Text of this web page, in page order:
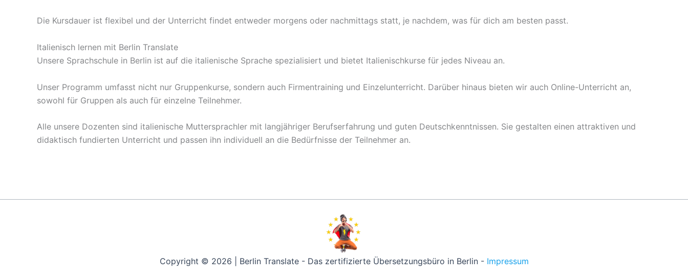
Die Kursdauer ist flexibel und der Unterricht findet entweder morgens oder nachmittags statt, je nachdem, was für dich am besten passt.
Italienisch lernen mit Berlin Translate
Unsere Sprachschule in Berlin ist auf die italienische Sprache spezialisiert und bietet Italienischkurse für jedes Niveau an.
Unser Programm umfasst nicht nur Gruppenkurse, sondern auch Firmentraining und Einzelunterricht. Darüber hinaus bieten wir auch Online-Unterricht an,
sowohl für Gruppen als auch für einzelne Teilnehmer.
Alle unsere Dozenten sind italienische Muttersprachler mit langjähriger Berufserfahrung und guten Deutschkenntnissen. Sie gestalten einen attraktiven und
didaktisch fundierten Unterricht und passen ihn individuell an die Bedürfnisse der Teilnehmer an.
Copyright © 2026 | Berlin Translate - Das zertifizierte Übersetzungsbüro in Berlin - Impressum